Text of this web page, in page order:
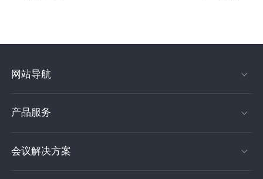
网站导航
产品服务
会议解决方案